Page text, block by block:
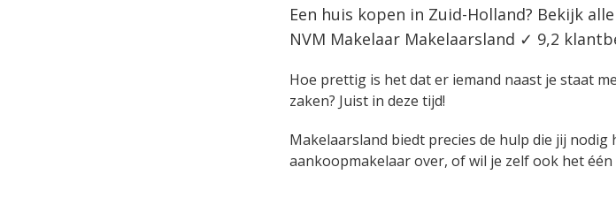
Een huis kopen in Zuid-Holland? Bekijk
NVM Makelaar Makelaarsland ✓ 9,2
Hoe prettig is het dat er iemand naast je staat
zaken? Juist in deze tijd!
Makelaarsland biedt precies de hulp die jij nodig
aankoopmakelaar over, of wil je zelf ook het